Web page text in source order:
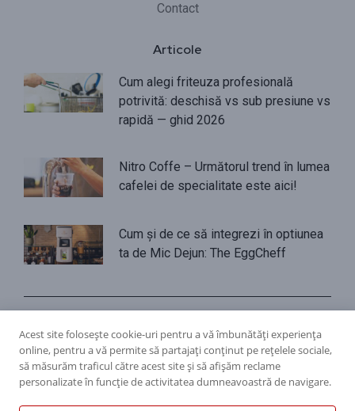
Contact
Articole
Cum alegi friteuza profesională
potrivită: deschisă vs sub presiune vs
rapidă — ghid 2026
Nitro Coffe – Următorul trend în lumea
cafelei de specialitate este aici!
Cum și de ce să integrezi în optiunea
ta de Mic Dejun: The EggCheff
Acest site folosește cookie-uri pentru a vă îmbunătăți experiența
online, pentru a vă permite să partajați conținut pe rețelele sociale,
să măsurăm traficul către acest site și să afișăm reclame
personalizate în funcție de activitatea dumneavoastră de navigare.